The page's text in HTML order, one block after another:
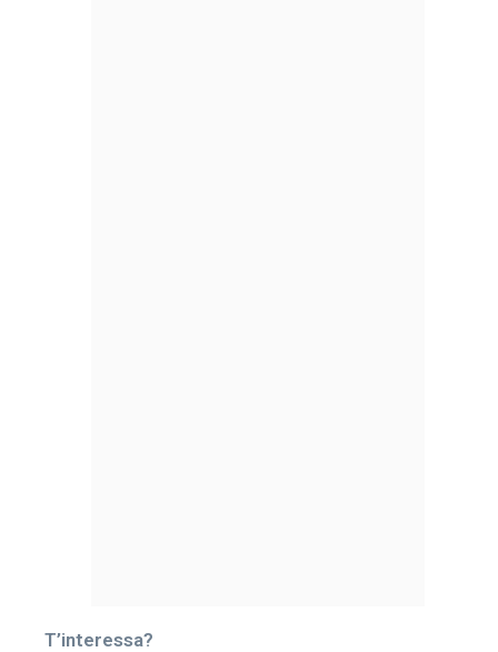
T’interessa?